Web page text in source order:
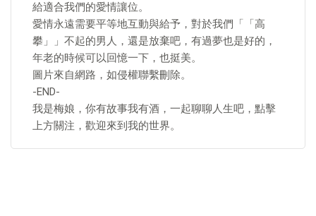
給適合我們的愛情讓位。
愛情永遠需要平等地互動與給予，對於我們「「高
攀」」不起的男人，還是放棄吧，有過夢也是好的，
年老的時候可以回憶一下，也挺美。
圖片來自網路，如侵權聯繫刪除。
-END-
我是梅娘，你有故事我有酒，一起聊聊人生吧，點擊
上方關注，歡迎來到我的世界。